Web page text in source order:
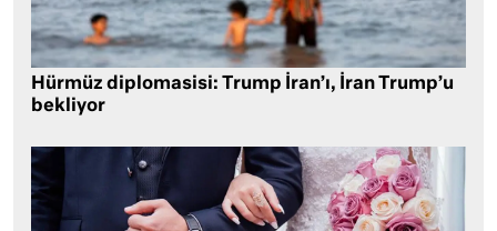
Hürmüz diplomasisi: Trump İran’ı, İran Trump’u
bekliyor